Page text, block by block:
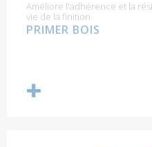
Améliore l'adhérence et la
vie de la finition
PRIMER BOIS